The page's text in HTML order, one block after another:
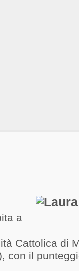
a
Cattolica di
con il